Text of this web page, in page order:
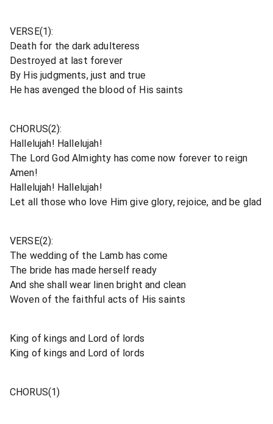
VERSE(1):
Death for the dark adulteress
Destroyed at last forever
By His judgments, just and true
He has avenged the blood of His saints
CHORUS(2):
Hallelujah! Hallelujah!
The Lord God Almighty has come now forever to reign
Amen!
Hallelujah! Hallelujah!
Let all those who love Him give glory, rejoice, and be glad
VERSE(2):
The wedding of the Lamb has come
The bride has made herself ready
And she shall wear linen bright and clean
Woven of the faithful acts of His saints
King of kings and Lord of lords
King of kings and Lord of lords
CHORUS(1)